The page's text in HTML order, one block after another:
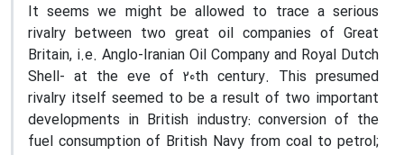
It seems we might be allowed to trace a serious
rivalry between two great oil companies of Great
Britain, i.e. Anglo-Iranian Oil Company and Royal Dutch
Shell- at the eve of 20th century. This presumed
rivalry itself seemed to be a result of two important
developments in British industry: conversion of the
fuel consumption of British Navy from coal to petrol;